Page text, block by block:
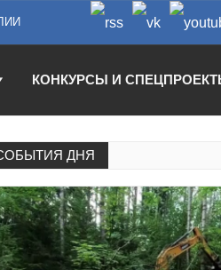
КОНКУРСЫ И
ДНЯ